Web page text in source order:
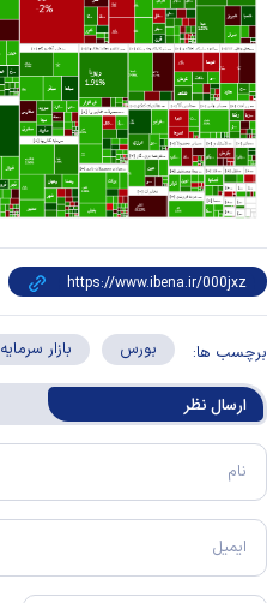
برچسب ها: بورس بازار سرمایه
ارسال‌ نظر